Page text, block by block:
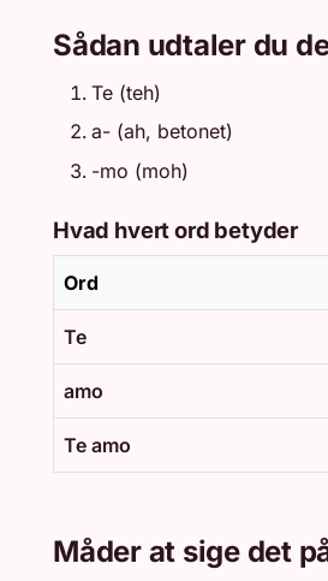
Sådan udtaler du
Te (teh)
a- (ah, betonet)
-mo (moh)
Hvad hvert ord betyder
Ord
Te
amo
Te amo
Måder at sige det